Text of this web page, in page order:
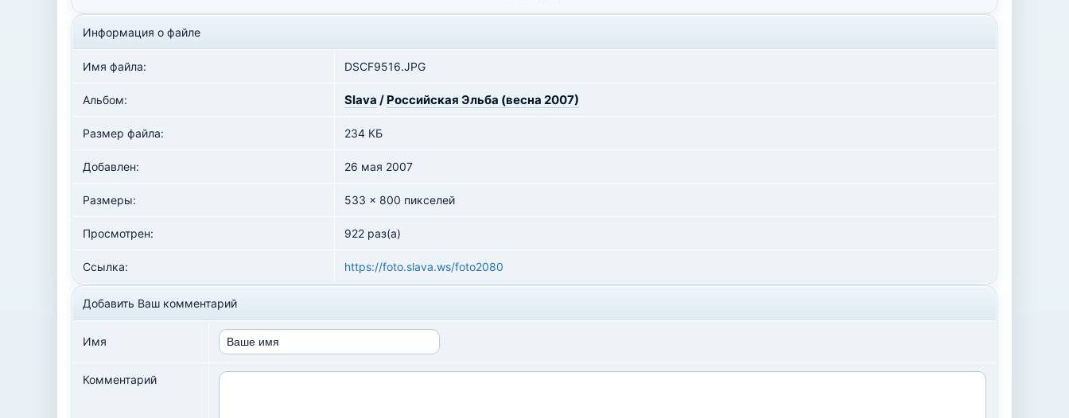
Информация о файле
Имя файла: DSCF9516.JPG
Альбом: Slava / Российская Эльба (весна 2007)
Размер файла: 234 КБ
Добавлен: 26 мая 2007
Размеры: 533 x 800 пикселей
Просмотрен: 922 раз(а)
Ссылка: https://foto.slava.ws/foto2080
Добавить Ваш комментарий
Имя
Комментарий